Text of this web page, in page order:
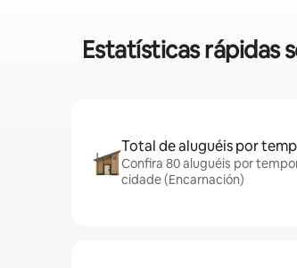
Estatísticas rápidas
Total de aluguéis por
Confira 80 aluguéis por
cidade (Encarnación)